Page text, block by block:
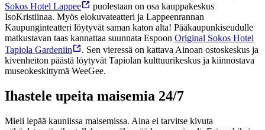
Sokos Hotel Lappee
puolestaan on osa kauppakeskus
IsoKristiinaa. Myös elokuvateatteri ja Lappeenrannan
Kaupunginteatteri löytyvät saman katon alta! Pääkaupunkiseudulle
matkustavan taas kannattaa suunnata Espoon Original Sokos Hotel
Tapiola Gardeniin
. Sen vieressä on kattava Ainoan ostoskeskus ja
kivenheiton päästä löytyvät Tapiolan kulttuurikeskus ja kiinnostava
museokeskittymä WeeGee.
Ihastele upeita maisemia 24/7
Mieli lepää kauniissa maisemissa. Aina ei tarvitse kivuta